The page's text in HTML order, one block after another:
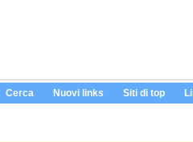
Cerca Nuovi links Siti di top